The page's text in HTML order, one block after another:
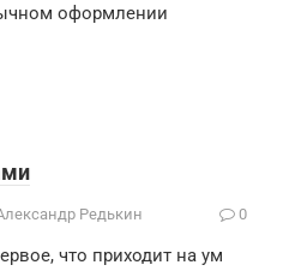
оформлении
Редькин 0
что приходит на ум